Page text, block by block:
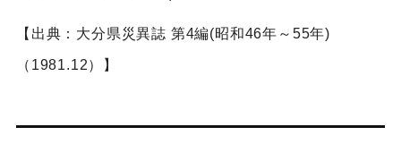
【出典：大分県災異誌 第4編(昭和46年～55年)
（1981.12）】